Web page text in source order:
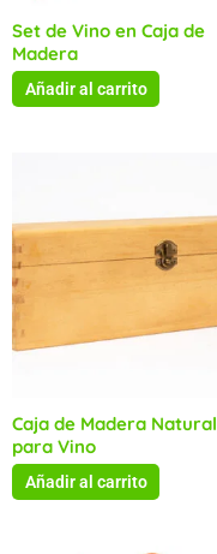
Set de Vino en Caja de
Madera
Añadir al carrito
Caja de Madera Natural
para Vino
Añadir al carrito